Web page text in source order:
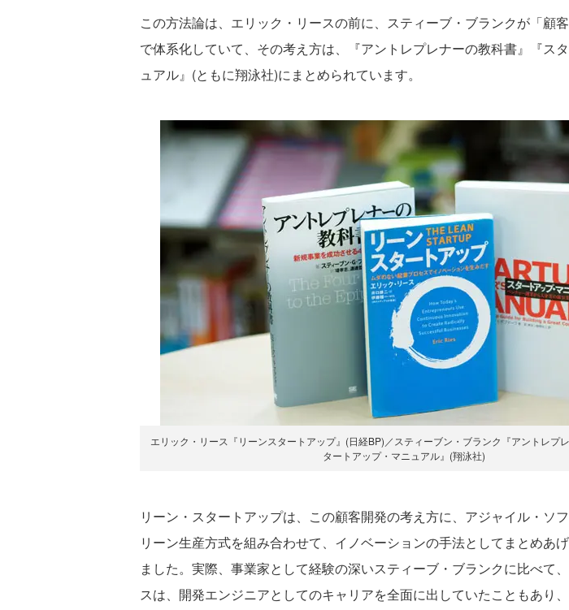
この方法論は、エリック・リースの前に、スティーブ・ブランクが「顧
で体系化していて、その考え方は、『アントレプレナーの教科書』『ス
ュアル』(ともに翔泳社)にまとめられています。
エリック・リース『リーンスタートアップ』(日経BP)／スティーブン・ブランク『アントレプ
タートアップ・マニュアル』(翔泳社)
リーン・スタートアップは、この顧客開発の考え方に、アジャイル・ソ
リーン生産方式を組み合わせて、イノベーションの手法としてまとめあ
ました。実際、事業家として経験の深いスティーブ・ブランクに比べて
スは、開発エンジニアとしてのキャリアを全面に出していたこともあり